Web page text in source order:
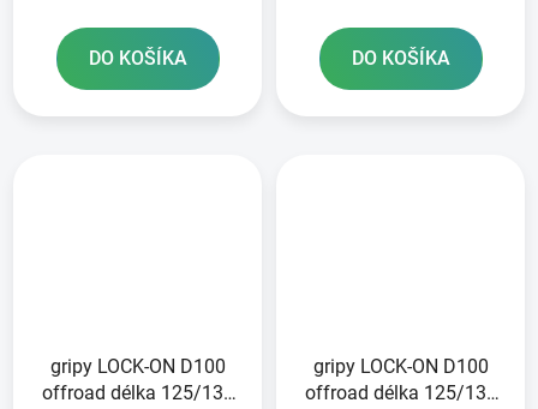
DO KOŠÍKA DO KOŠÍKA
gripy LOCK-ON D100
offroad délka 125/130
gripy LOCK-ON D100
offroad délka 125/130